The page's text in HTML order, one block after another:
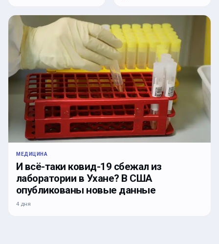
МЕДИЦИНА
И всё-таки ковид-19 сбежал из
лаборатории в Ухане? В США
опубликованы новые данные
4 дня